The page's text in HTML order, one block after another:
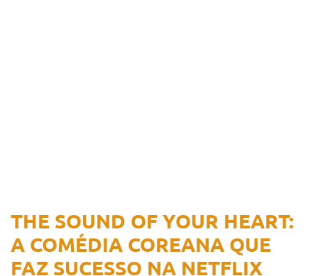
THE SOUND OF YOUR HEART:
A COMÉDIA COREANA QUE
FAZ SUCESSO NA NETFLIX